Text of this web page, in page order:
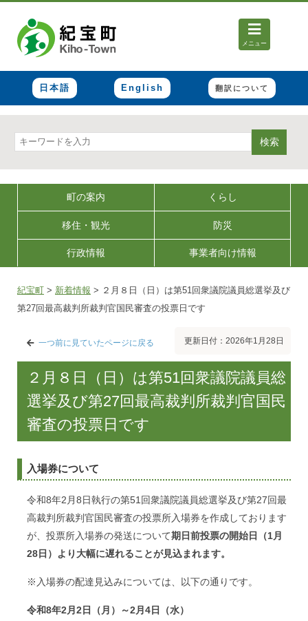
メニュー
日本語 English 翻訳について
検索
町の案内 くらし
移住・観光 防災
行政情報 事業者向け情報
紀宝町 > 新着情報 > ２月８日（日）は第51回衆議院議員総選挙及び
第27回最高裁判所裁判官国民審査の投票日です
一つ前に見ていたページに戻る 更新日付：2026年1月28日
２月８日（日）は第51回衆議院議員総
選挙及び第27回最高裁判所裁判官国民
審査の投票日です
入場券について
令和8年2月8日執行の第51回衆議院議員総選挙及び第27回最
高裁判所裁判官国民審査の投票所入場券を作成しております
が、投票所入場券の発送について期日前投票の開始日（1月
28日）より大幅に遅れることが見込まれます。
※入場券の配達見込みについては、以下の通りです。
令和8年2月2日（月）～2月4日（水）